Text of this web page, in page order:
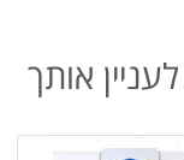
אותך